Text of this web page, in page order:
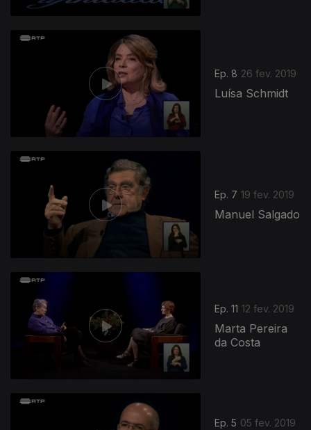
Ep. 8 26 fev. 2019
Luísa Schmidt
Ep. 7 19 fev. 2019
Manuel Salgado
Ep. 11 12 fev. 2019
Marta Pereira
da Costa
Ep. 5 05 fev. 2019